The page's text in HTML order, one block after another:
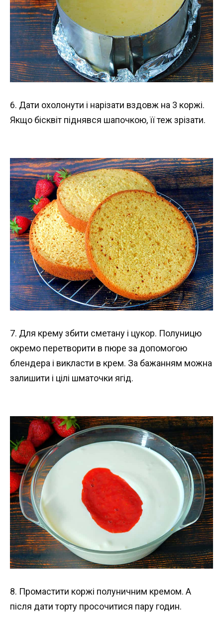
6. Дати охолонути і нарізати вздовж на 3 коржі.
Якщо бісквіт піднявся шапочкою, її теж зрізати.
7. Для крему збити сметану і цукор. Полуницю
окремо перетворити в пюре за допомогою
блендера і викласти в крем. За бажанням можна
залишити і цілі шматочки ягід.
8. Промастити коржі полуничним кремом. А
після дати торту просочитися пару годин.